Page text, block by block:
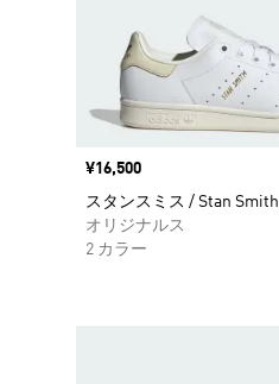
価格
¥16,500
スタンスミス / Stan Smith
オリジナルス
2 カラー